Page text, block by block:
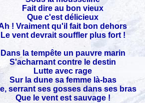
Fait dire au bon vieux
Que c'est délicieux
! Vraiment qu'il fait bon dehors
Le vent devrait souffler plus fort !
Dans la tempête un pauvre marin
S'acharnant contre le destin
Lutte avec rage
Sur la dune sa femme là-bas
serrant ses gosses dans ses bras
Que le vent est sauvage !